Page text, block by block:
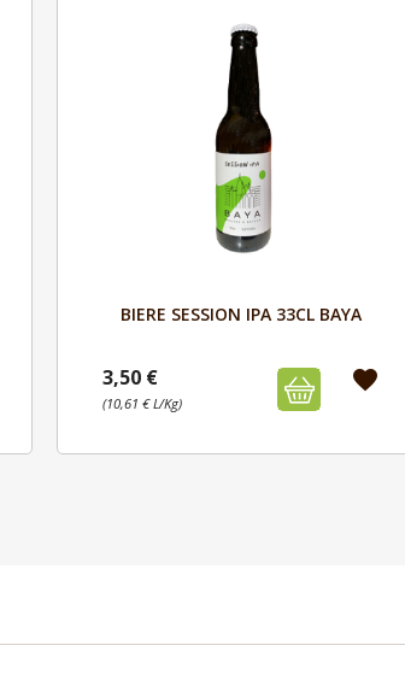
Aperçu
BIERE SESSION IPA 33CL BAYA
3,50 €
(10,61 € L/Kg)
favorite